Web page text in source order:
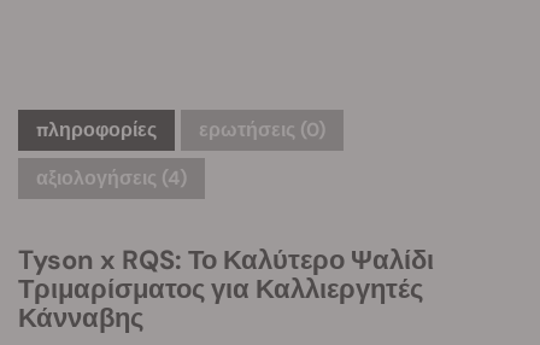
πληροφορίες ερωτήσεις (0)
αξιολογήσεις (4)
Tyson x RQS: Το Καλύτερο Ψαλίδι
Τριμαρίσματος για Καλλιεργητές
Κάνναβης